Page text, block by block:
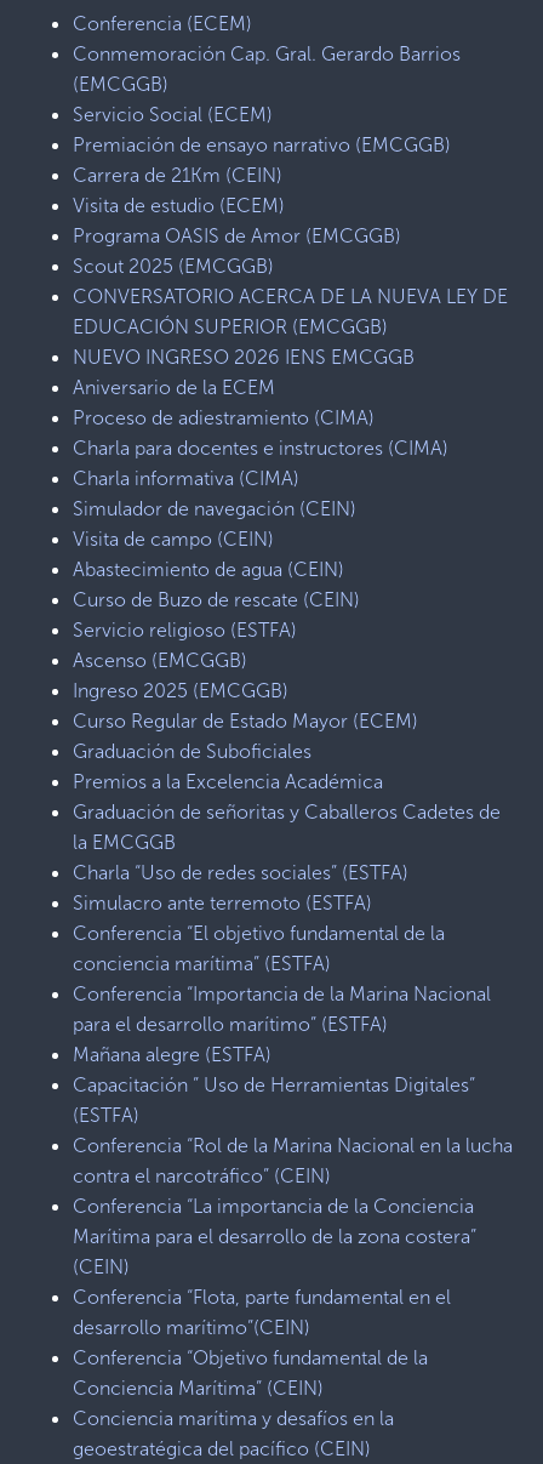
Conferencia (ECEM)
Conmemoración Cap. Gral. Gerardo Barrios
(EMCGGB)
Servicio Social (ECEM)
Premiación de ensayo narrativo (EMCGGB)
Carrera de 21Km (CEIN)
Visita de estudio (ECEM)
Programa OASIS de Amor (EMCGGB)
Scout 2025 (EMCGGB)
CONVERSATORIO ACERCA DE LA NUEVA LEY DE
EDUCACIÓN SUPERIOR (EMCGGB)
NUEVO INGRESO 2026 IENS EMCGGB
Aniversario de la ECEM
Proceso de adiestramiento (CIMA)
Charla para docentes e instructores (CIMA)
Charla informativa (CIMA)
Simulador de navegación (CEIN)
Visita de campo (CEIN)
Abastecimiento de agua (CEIN)
Curso de Buzo de rescate (CEIN)
Servicio religioso (ESTFA)
Ascenso (EMCGGB)
Ingreso 2025 (EMCGGB)
Curso Regular de Estado Mayor (ECEM)
Graduación de Suboficiales
Premios a la Excelencia Académica
Graduación de señoritas y Caballeros Cadetes de
la EMCGGB
Charla “Uso de redes sociales” (ESTFA)
Simulacro ante terremoto (ESTFA)
Conferencia “El objetivo fundamental de la
conciencia marítima” (ESTFA)
Conferencia “Importancia de la Marina Nacional
para el desarrollo marítimo” (ESTFA)
Mañana alegre (ESTFA)
Capacitación ” Uso de Herramientas Digitales”
(ESTFA)
Conferencia “Rol de la Marina Nacional en la lucha
contra el narcotráfico” (CEIN)
Conferencia “La importancia de la Conciencia
Marítima para el desarrollo de la zona costera”
(CEIN)
Conferencia “Flota, parte fundamental en el
desarrollo marítimo”(CEIN)
Conferencia “Objetivo fundamental de la
Conciencia Marítima” (CEIN)
Conciencia marítima y desafíos en la
geoestratégica del pacífico (CEIN)